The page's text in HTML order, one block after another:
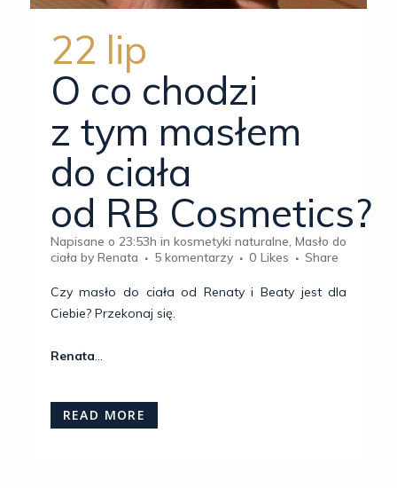
22 lip
O co chodzi
z tym masłem
do ciała
od RB Cosmetics?
Napisane o 23:53h in kosmetyki naturalne, Masło do
ciała by Renata 5 komentarzy 0 Likes Share
Czy masło do ciała od Renaty i Beaty jest dla
Ciebie? Przekonaj się.
Renata...
READ MORE